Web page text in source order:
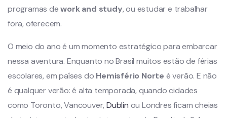
programas dework and study, ou estudar e trabalhar
fora, oferecem.
O meio do ano é um momento estratégico para embarcar
nessa aventura. Enquanto no Brasil muitos estão de férias
escolares, em países do Hemisfério Norte é verão. E não
é qualquer verão: é alta temporada, quando cidades
como Toronto, Vancouver,Dublin ou Londres ficam cheias